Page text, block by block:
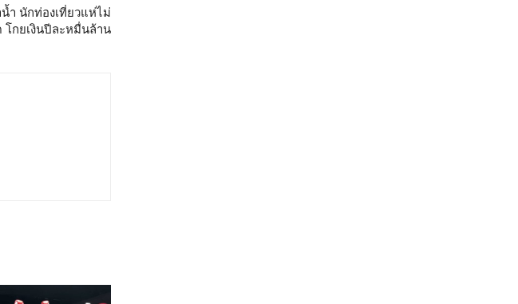
น้ำ นักท่องเที่ยวแห่ไม่
โกยเงินปีละหมื่นล้าน